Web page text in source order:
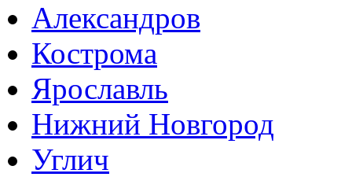
Александров
Кострома
Ярославль
Нижний Новгород
Углич